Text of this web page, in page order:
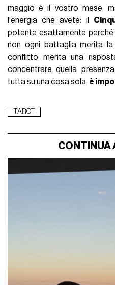
maggio è il vostro mese,
l'energia che avete: il
potente esattamente
non ogni battaglia merita
conflitto merita una
concentrare quella
tutta su una cosa sola, è
TAROT
CONTINUA